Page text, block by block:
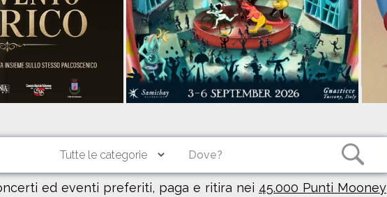
ed eventi preferiti, paga e ritira nei 45.000 Punti Mooney